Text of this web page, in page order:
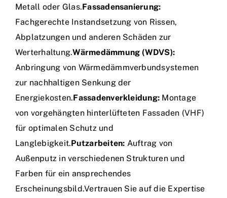
Metall oder Glas.Fassadensanierung:
Fachgerechte Instandsetzung von Rissen,
Abplatzungen und anderen Schäden zur
Werterhaltung.Wärmedämmung (WDVS):
Anbringung von Wärmedämmverbundsystemen
zur nachhaltigen Senkung der
Energiekosten.Fassadenverkleidung: Montage
von vorgehängten hinterlüfteten Fassaden (VHF)
für optimalen Schutz und
Langlebigkeit.Putzarbeiten: Auftrag von
Außenputz in verschiedenen Strukturen und
Farben für ein ansprechendes
Erscheinungsbild.Vertrauen Sie auf die Expertise